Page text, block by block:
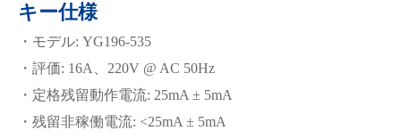
キー仕様
・モデル: YG196-535
・評価: 16A、220V @ AC 50Hz
・定格残留動作電流: 25mA ± 5mA
・残留非稼働電流: <25mA ± 5mA